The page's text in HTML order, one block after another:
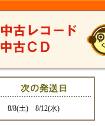
8/8(土) 8/12(水)